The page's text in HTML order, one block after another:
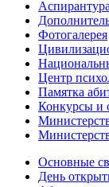
Аспирантура
Фотогалерея
Центр
Памятка
Конкурсы и
Основные
День